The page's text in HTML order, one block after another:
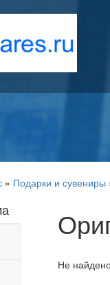
» Подарки и сувениры
Не